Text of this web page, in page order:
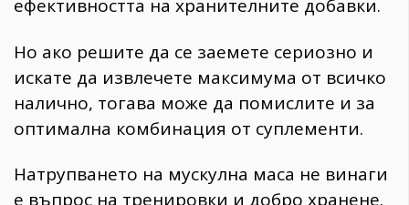
ефективността на хранителните добавки.
Но ако решите да се заемете сериозно и
искате да извлечете максимума от всичко
налично, тогава може да помислите и за
оптимална комбинация от суплементи.
Натрупването на мускулна маса не винаги
е въпрос на тренировки и добро хранене.